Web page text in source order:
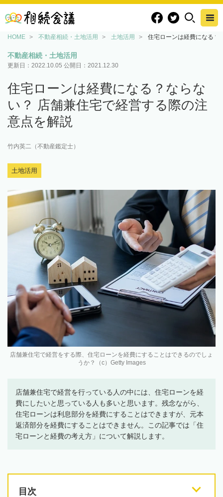
HOME 不動産相続・土地活用 土地活用 住宅ローンは経費になる？
不動産相続・土地活用
更新日： 2022.10.05 公開日： 2021.12.30
住宅ローンは経費になる？ならな
い？ 店舗兼住宅で経営する際の注
意点を解説
竹内英二（不動産鑑定士）
土地活用
店舗兼住宅で経営をする際、住宅ローンを経費にすることはできるのでしょ
うか？（c）Getty Images
店舗兼住宅で経営を行っている人の中には、住宅ローンを経
費にしたいと思っている人も多いと思います。残念ながら、
住宅ローンは利息部分を経費にすることはできますが、元本
返済部分を経費にすることはできません。この記事では「住
宅ローンと経費の考え方」について解説します。
目次